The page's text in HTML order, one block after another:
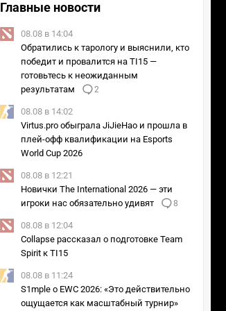
Главные новости
08.08 в 14:04
Обратились к тарологу и выяснили, кто
победит и провалится на TI15 —
готовьтесь к неожиданным
результатам
2
08.08 в 14:02
Virtus.pro обыграла JiJieHao и прошла в
плей-офф квалификации на Esports
World Cup 2026
08.08 в 12:21
Новички The International 2026 — эти
игроки нас обязательно удивят
8
08.08 в 12:04
Collapse рассказал о подготовке Team
Spirit к TI15
08.08 в 11:24
S1mple о EWC 2026: «Это действительно
ощущается как масштабный турнир»